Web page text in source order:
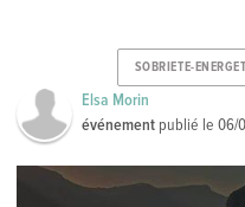
SOBRIETE-
Elsa Morin
événement publié le06/